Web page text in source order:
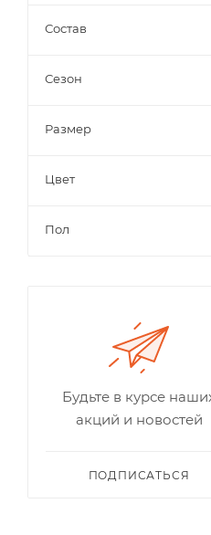
Состав
Сезон
Размер
Цвет
Пол
Будьте в курсе
акций и новостей
ПОДПИСАТЬСЯ